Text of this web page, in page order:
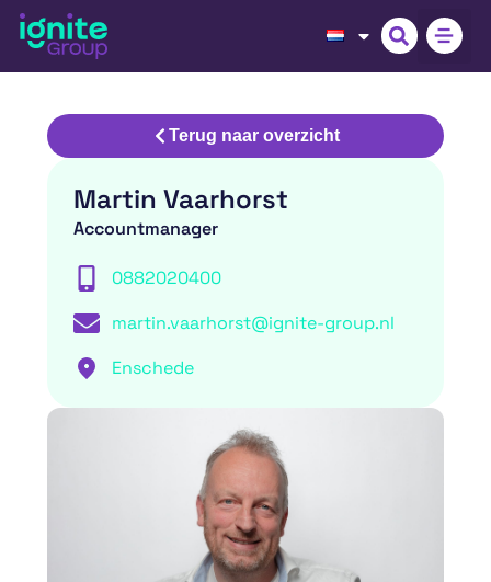
Terug naar overzicht
Martin Vaarhorst
Accountmanager
0882020400
martin.vaarhorst@ignite-group.nl
Enschede